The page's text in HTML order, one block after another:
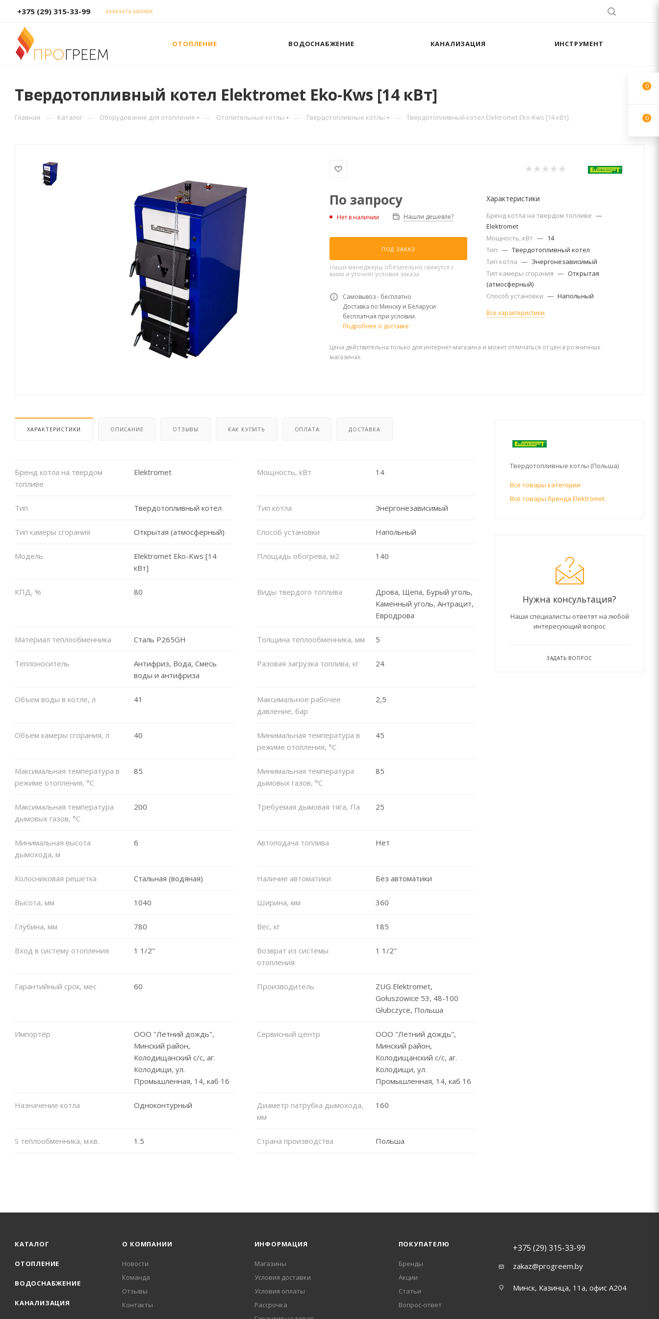
+375 (29) 315-33-99 ЗАКАЗАТЬ ЗВОНОК
ОТОПЛЕНИЕ ВОДОСНАБЖЕНИЕ КАНАЛИЗАЦИЯ ИНСТРУМЕНТ
Твердотопливный котел Elektromet Eko-Kws [14 кВт]
Главная — Каталог — Оборудование для отопления — Отопительные котлы — Твердотопливные котлы — Твердотопливный котел Elektromet Eko-Kws [14 кВт]
По запросу
Нет в наличии Нашли дешевле?
ПОД ЗАКАЗ
Наши менеджеры обязательно свяжутся с
вами и уточнят условия заказа
Самовывоз - бесплатно
Доставка по Минску и Беларуси
бесплатная при условии.
Подробнее о доставке
Характеристики
Бренд котла на твердом топливе —
Elektromet
Мощность, кВт — 14
Тип — Твердотопливный котел
Тип котла — Энергонезависимый
Тип камеры сгорания — Открытая
(атмосферный)
Способ установки — Напольный
Все характеристики
Цена действительна только для интернет-магазина и может отличаться от цен в розничных
магазинах
ХАРАКТЕРИСТИКИ ОПИСАНИЕ ОТЗЫВЫ КАК КУПИТЬ ОПЛАТА ДОСТАВКА
Бренд котла на твердом
топливе
Elektromet Мощность, кВт 14
Тип Твердотопливный котел Тип котла Энергонезависимый
Тип камеры сгорания Открытая (атмосферный) Способ установки Напольный
Модель
Elektromet Eko-Kws [14
кВт]
Площадь обогрева, м2 140
КПД, % 80 Виды твердого топлива
Дрова, Щепа, Бурый уголь,
Каменный уголь, Антрацит,
Евродрова
Материал теплообменника Сталь P265GH Толщина теплообменника, мм 5
Теплоноситель
Антифриз, Вода, Смесь
воды и антифриза
Разовая загрузка топлива, кг 24
Объем воды в котле, л 41
Максимальное рабочее
давление, бар
2,5
Объем камеры сгорания, л 40
Минимальная температура в
режиме отопления, °C
45
Максимальная температура в
режиме отопления, °C
85
Минимальная температура
дымовых газов, °C
85
Максимальная температура
дымовых газов, °C
200 Требуемая дымовая тяга, Па 25
Минимальная высота
дымохода, м
6 Автоподача топлива Нет
Колосниковая решетка Стальная (водяная) Наличие автоматики Без автоматики
Высота, мм 1040 Ширина, мм 360
Глубина, мм 780 Вес, кг 185
Вход в систему отопления 1 1/2"
Возврат из системы
отопления
1 1/2"
Гарантийный срок, мес 60 Производитель
ZUG Elektromet,
Gołuszowice 53, 48-100
Głubczyce, Польша
Импортёр
ООО "Летний дождь",
Минский район,
Колодищанский с/с, аг.
Колодищи, ул.
Промышленная, 14, каб 16
Сервисный центр
ООО "Летний дождь",
Минский район,
Колодищанский с/с, аг.
Колодищи, ул.
Промышленная, 14, каб 16
Назначение котла Одноконтурный
Диаметр патрубка дымохода,
мм
160
S теплообменника, м.кв. 1.5 Страна производства Польша
Твердотопливные котлы (Польша)
Все товары категории
Все товары бренда Elektromet
Нужна консультация?
Наши специалисты ответят на любой
интересующий вопрос
ЗАДАТЬ ВОПРОС
КАТАЛОГ
ОТОПЛЕНИЕ
ВОДОСНАБЖЕНИЕ
КАНАЛИЗАЦИЯ
О КОМПАНИИ
Новости
Команда
Отзывы
Контакты
ИНФОРМАЦИЯ
Магазины
Условия доставки
Условия оплаты
Рассрочка
ПОКУПАТЕЛЮ
Бренды
Акции
Статьи
Вопрос-ответ
+375 (29) 315-33-99
zakaz@progreem.by
Минск, Казинца, 11а, офис А204
0
0